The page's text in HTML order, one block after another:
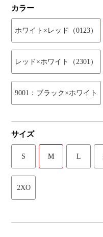
カラー
ホワイト×レッド（0123）
レッド×ホワイト（2301）
9001：ブラック×ホワイト
サイズ
S M L
2XO